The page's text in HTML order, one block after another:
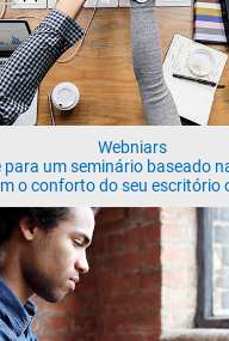
Webniars
para um seminário baseado
o conforto do seu escritório